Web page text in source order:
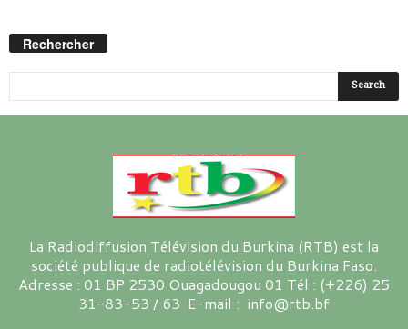
Rechercher
La Radiodiffusion Télévision du Burkina (RTB) est la
société publique de radiotélévision du Burkina Faso.
Adresse : 01 BP 2530 Ouagadougou 01 Tél : (+226) 25
31-83-53 / 63 E-mail : info@rtb.bf